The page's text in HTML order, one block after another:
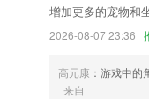
增加更多的宠物和
2026-08-07 23:36
高元康 ：游戏中
来自